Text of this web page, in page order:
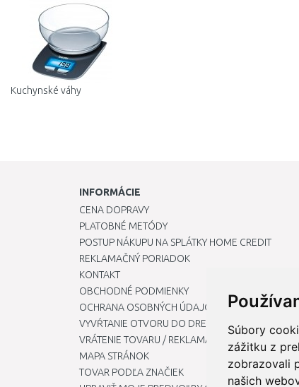
Súbory
zážitku z
zobrazovali
našich
Kuchynské váhy
INFORMÁCIE
CENA DOPRAVY
PLATOBNÉ METÓDY
POSTUP NÁKUPU NA SPLÁTKY HOME CREDIT
REKLAMAČNÝ PORIADOK
KONTAKT
OBCHODNÉ PODMIENKY
OCHRANA OSOBNÝCH ÚDAJOV
VYVŔTANIE OTVORU DO DREZU PRE KUCHYNSKÚ
VRÁTENIE TOVARU / REKLAMÁCIE
MAPA STRÁNOK
TOVAR PODĽA ZNAČIEK